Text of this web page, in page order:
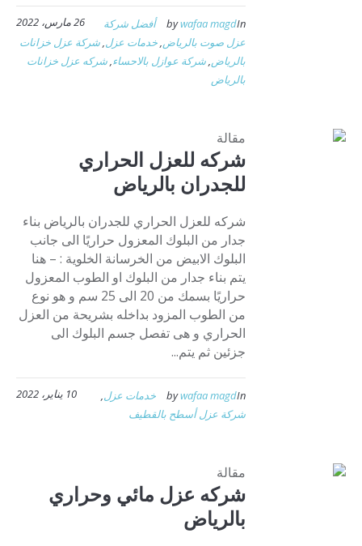
26 مارس، 2022 bywafaa magdIn
أفضل شركة
عزل صوت بالرياض,خدمات عزل,شركة عزل خزانات
بالرياض,شركة عوازل بالاحساء,شركه عزل خزانات
بالرياض
مقالة
شركه للعزل الحراري
للجدران بالرياض
شركه للعزل الحراري للجدران بالرياض بناء
جدار من البلوك المعزول حراريًا الى جانب
البلوك الابيض من الخرسانة الخلوية : – هنا
يتم بناء جدار من البلوك او الطوب المعزول
حراريًا بسمك من 20 الى 25 سم و هو نوع
من الطوب المزود بداخله بشريحة من العزل
الحراري و هى تفصل جسم البلوك الى
جزئين ثم يتم...
10 يناير، 2022 bywafaa magdIn خدمات عزل,
شركة عزل أسطح بالقطيف
مقالة
شركه عزل مائي وحراري
بالرياض